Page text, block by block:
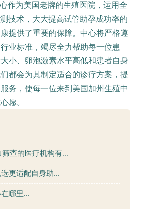
作为美国老牌的生殖医院，运用全
技术，大大提高试管助孕成功率的
提供了重要的保障。中心将严格遵
业标准，竭尽全力帮助每一位患
小、卵泡激素水平高低和患者自身
都会为其制定适合的诊疗方案，提
务，使每一位来到美国加州生殖中
愿。
筛查的医疗机构有...
更适配自身助...
哪里...